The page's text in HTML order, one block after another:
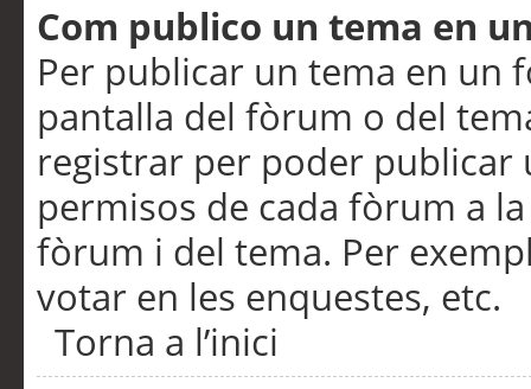
Com publico un tema en
Per publicar un tema en un
pantalla del fòrum o del
registrar per poder publicar
permisos de cada fòrum a
fòrum i del tema. Per
votar en les enquestes, etc.
Torna a l’inici